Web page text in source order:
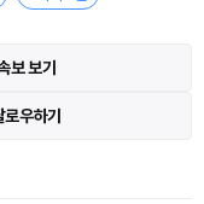
보 보기
우하기